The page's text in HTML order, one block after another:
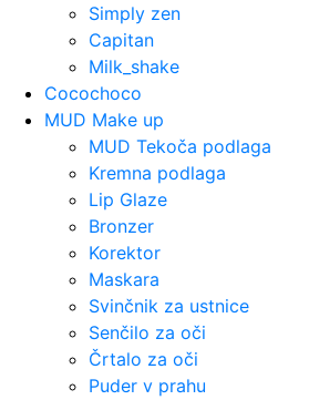
Simply zen
Capitan
Milk_shake
Cocochoco
MUD Make up
MUD Tekoča podlaga
Kremna podlaga
Lip Glaze
Bronzer
Korektor
Maskara
Svinčnik za ustnice
Senčilo za oči
Črtalo za oči
Puder v prahu